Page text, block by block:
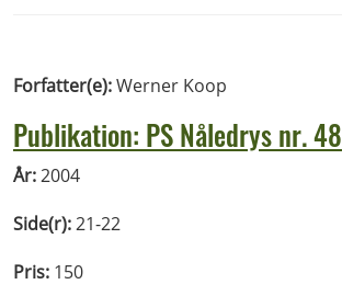
Forfatter(e):Werner Koop
Publikation: PS Nåledrys nr. 48
År:2004
Side(r):21-22
Pris: 150